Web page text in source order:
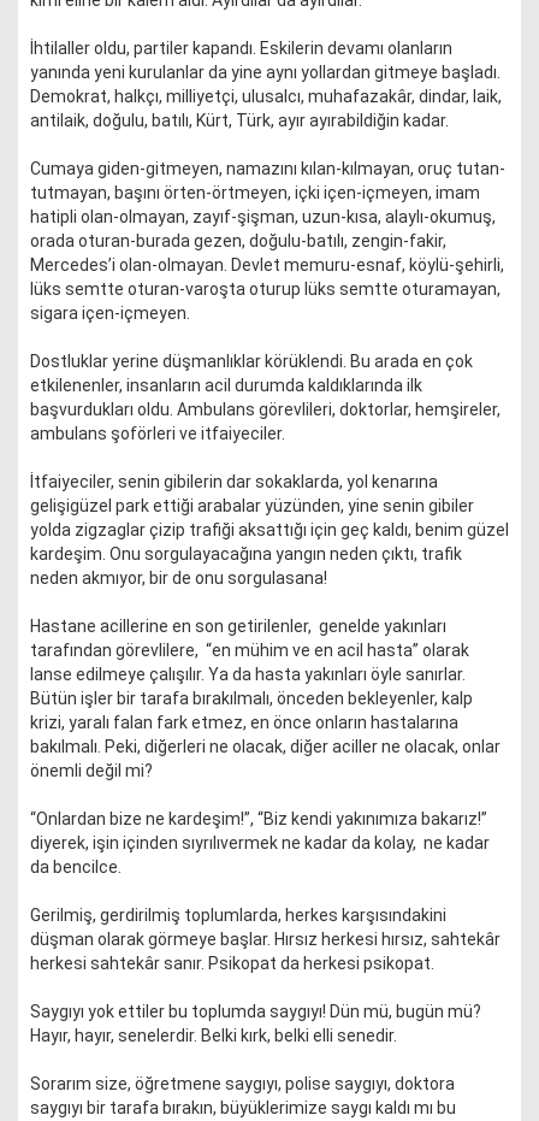
İhtilaller oldu, partiler kapandı. Eskilerin devamı olanların
yanında yeni kurulanlar da yine aynı yollardan gitmeye başladı.
Demokrat, halkçı, milliyetçi, ulusalcı, muhafazakâr, dindar, laik,
antilaik, doğulu, batılı, Kürt, Türk, ayır ayırabildiğin kadar.
Cumaya giden-gitmeyen, namazını kılan-kılmayan, oruç tutan-
tutmayan, başını örten-örtmeyen, içki içen-içmeyen, imam
hatipli olan-olmayan, zayıf-şişman, uzun-kısa, alaylı-okumuş,
orada oturan-burada gezen, doğulu-batılı, zengin-fakir,
Mercedes’i olan-olmayan. Devlet memuru-esnaf, köylü-şehirli,
lüks semtte oturan-varoşta oturup lüks semtte oturamayan,
sigara içen-içmeyen.
Dostluklar yerine düşmanlıklar körüklendi. Bu arada en çok
etkilenenler, insanların acil durumda kaldıklarında ilk
başvurdukları oldu. Ambulans görevlileri, doktorlar, hemşireler,
ambulans şoförleri ve itfaiyeciler.
İtfaiyeciler, senin gibilerin dar sokaklarda, yol kenarına
gelişigüzel park ettiği arabalar yüzünden, yine senin gibiler
yolda zigzaglar çizip trafiği aksattığı için geç kaldı, benim güzel
kardeşim. Onu sorgulayacağına yangın neden çıktı, trafik
neden akmıyor, bir de onu sorgulasana!
Hastane acillerine en son getirilenler, genelde yakınları
tarafından görevlilere, “en mühim ve en acil hasta” olarak
lanse edilmeye çalışılır. Ya da hasta yakınları öyle sanırlar.
Bütün işler bir tarafa bırakılmalı, önceden bekleyenler, kalp
krizi, yaralı falan fark etmez, en önce onların hastalarına
bakılmalı. Peki, diğerleri ne olacak, diğer aciller ne olacak, onlar
önemli değil mi?
“Onlardan bize ne kardeşim!”, “Biz kendi yakınımıza bakarız!”
diyerek, işin içinden sıyrılıvermek ne kadar da kolay, ne kadar
da bencilce.
Gerilmiş, gerdirilmiş toplumlarda, herkes karşısındakini
düşman olarak görmeye başlar. Hırsız herkesi hırsız, sahtekâr
herkesi sahtekâr sanır. Psikopat da herkesi psikopat.
Saygıyı yok ettiler bu toplumda saygıyı! Dün mü, bugün mü?
Hayır, hayır, senelerdir. Belki kırk, belki elli senedir.
Sorarım size, öğretmene saygıyı, polise saygıyı, doktora
saygıyı bir tarafa bırakın, büyüklerimize saygı kaldı mı bu